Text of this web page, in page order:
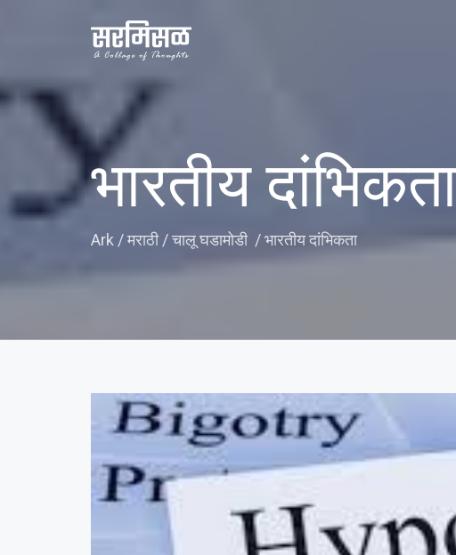
भारतीय दांभिकता
Ark /मराठी/चालू घडामोडी /भारतीय दांभिकता